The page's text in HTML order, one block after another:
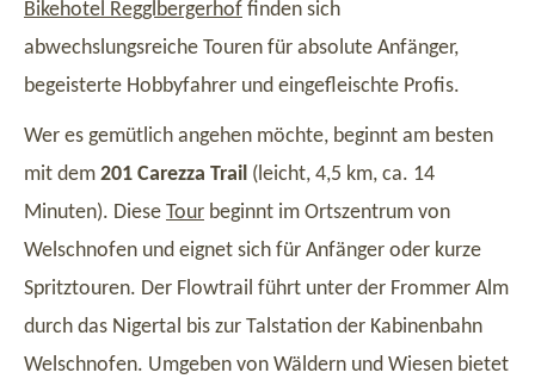
Bikehotel Regglbergerhof finden sich
abwechslungsreiche Touren für absolute Anfänger,
begeisterte Hobbyfahrer und eingefleischte Profis.
Wer es gemütlich angehen möchte, beginnt am besten
mit dem 201 Carezza Trail (leicht, 4,5 km, ca. 14
Minuten). Diese Tour beginnt im Ortszentrum von
Welschnofen und eignet sich für Anfänger oder kurze
Spritztouren. Der Flowtrail führt unter der Frommer Alm
durch das Nigertal bis zur Talstation der Kabinenbahn
Welschnofen. Umgeben von Wäldern und Wiesen bietet